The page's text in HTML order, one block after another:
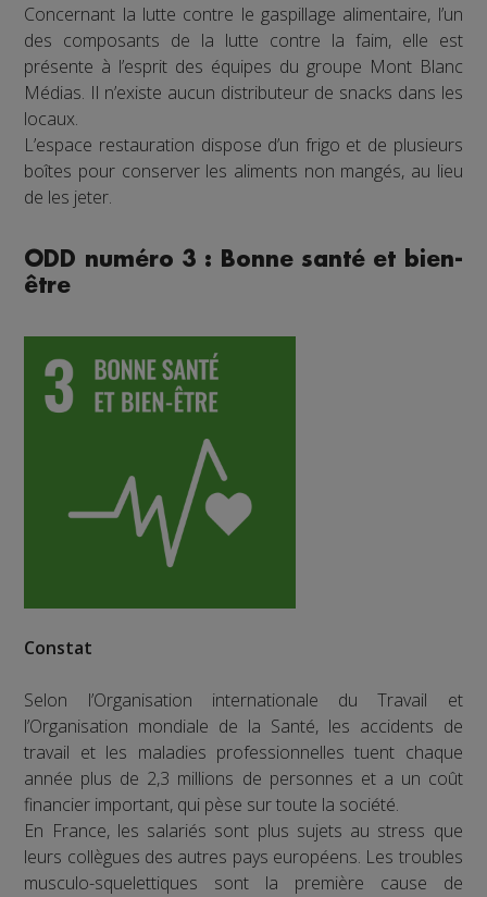
Concernant la lutte contre le gaspillage alimentaire, l’un
des composants de la lutte contre la faim, elle est
présente à l’esprit des équipes du groupe Mont Blanc
Médias. Il n’existe aucun distributeur de snacks dans les
locaux.
L’espace restauration dispose d’un frigo et de plusieurs
boîtes pour conserver les aliments non mangés, au lieu
de les jeter.
ODD numéro 3 : Bonne santé et bien-
être
Constat
Selon l’Organisation internationale du Travail et
l’Organisation mondiale de la Santé, les accidents de
travail et les maladies professionnelles tuent chaque
année plus de 2,3 millions de personnes et a un coût
financier important, qui pèse sur toute la société.
En France, les salariés sont plus sujets au stress que
leurs collègues des autres pays européens. Les troubles
musculo-squelettiques sont la première cause de